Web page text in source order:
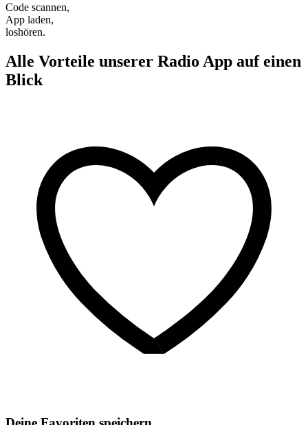
Code scannen,
App laden,
loshören.
Alle Vorteile unserer Radio App auf einen
Blick